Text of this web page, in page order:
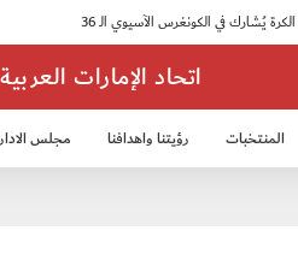
اتحاد الإمارات
المنتخبات رؤيتنا واهدافنا مجلس